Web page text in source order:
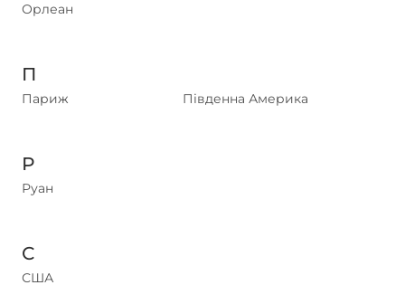
Орлеан
П
Париж Південна Америка
Р
Руан
С
США